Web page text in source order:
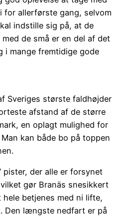
for allerførste gang, selvom
indstille sig på, at de
de små er en del af det
i mange fremtidige gode
Sveriges største faldhøjder
afstand af de større
en oplagt mulighed for
kan både bo på toppen
pister, der alle er forsynet
gør Branäs snesikkert
betjenes med ni lifte,
Den længste nedfart er på